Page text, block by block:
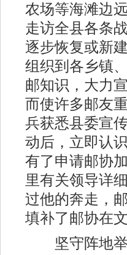
农场等海滩边
走访全县各条
逐步恢复或新
组织到各乡镇
邮知识，大力
而使许多邮友
兵获悉县委宣
动后，立即认
有了申请邮协
里有关领导详
过他的奔走，
填补了邮协在
坚守阵地举